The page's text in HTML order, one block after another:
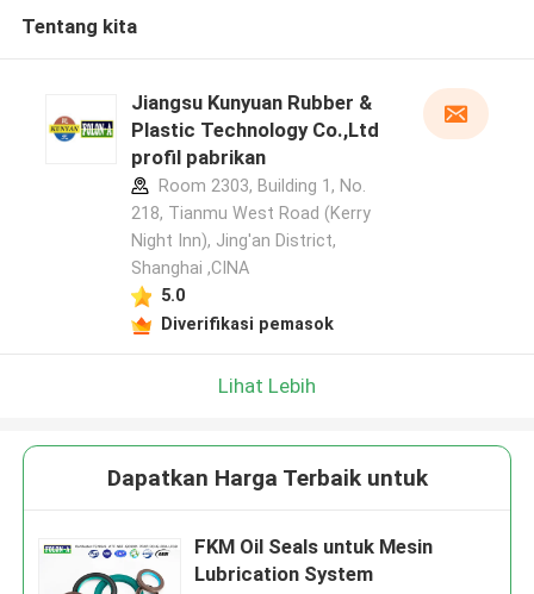
Tentang kita
Jiangsu Kunyuan Rubber &
Plastic Technology Co.,Ltd
profil pabrikan
Room 2303, Building 1, No.
218, Tianmu West Road (Kerry
Night Inn), Jing'an District,
Shanghai ,CINA
5.0
Diverifikasi pemasok
Lihat Lebih
Dapatkan Harga Terbaik untuk
FKM Oil Seals untuk Mesin
Lubrication System